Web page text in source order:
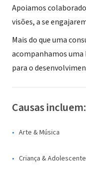
Apoiamos
visões, a se
Mais do que uma
acompanhamos uma
para o
Causas incluem:
Arte & Música
Criança & Adolescente